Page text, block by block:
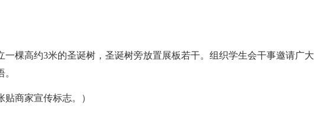
棵高约3米的圣诞树，圣诞树旁放置展板若干。组织学生会干事邀请广大
商家宣传标志。）